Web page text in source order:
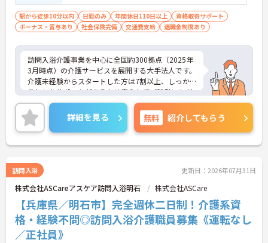
駅から徒歩10分以内 日勤のみ 年間休日110日以上
資格取得サポート
ボーナス・賞与あり
社会保険完備 交通費支給 退職金制度あり
訪問入浴介護事業を中心に全国約300拠点（2025年
3月時点）の介護サービスを展開する大手法人です。
介護未経験からスタートした方は7割以上、しっか
りとしたサポートがあるため安心してご就業いただ
けます。お風呂に入れなくて困っている方に、手を
差し伸べてあげられるとてもやりがいのあるお仕事
です。ご興味ある方には、面接対策ポイントなど、
さらに詳細をお話しいたしますのでお気軽にご相談
ください！
詳細を見る 無料 紹介してもらう
訪問入浴 更新日：2026年07月31日
株式会社ASCareアスケア訪問入浴明石 株式会社ASCare
【兵庫県／明石市】完全週休二日制！介護系資
格・経験不問◎訪問入浴介護職員募集《運転なし
／正社員》